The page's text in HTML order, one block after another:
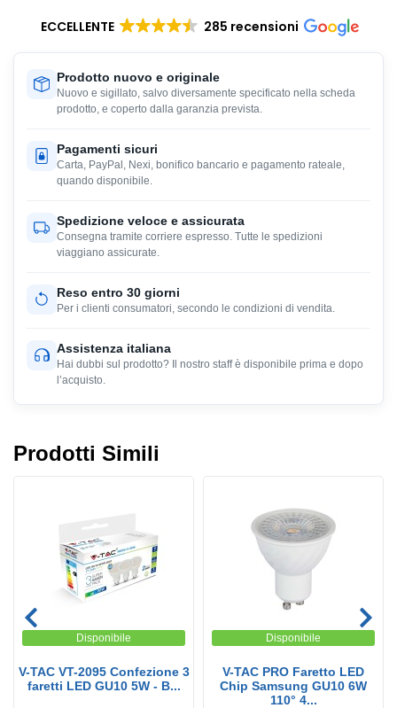
ECCELLENTE 285 recensioni
Prodotto nuovo e originale
Nuovo e sigillato, salvo diversamente specificato nella scheda
prodotto, e coperto dalla garanzia prevista.
Pagamenti sicuri
Carta, PayPal, Nexi, bonifico bancario e pagamento rateale,
quando disponibile.
Spedizione veloce e assicurata
Consegna tramite corriere espresso. Tutte le spedizioni
viaggiano assicurate.
Reso entro 30 giorni
Per i clienti consumatori, secondo le condizioni di vendita.
Assistenza italiana
Hai dubbi sul prodotto? Il nostro staff è disponibile prima e dopo
l’acquisto.
Prodotti Simili
Disponibile
V-TAC VT-2095 Confezione 3
faretti LED GU10 5W - B...
Disponibile
V-TAC PRO Faretto LED
Chip Samsung GU10 6W
110° 4...